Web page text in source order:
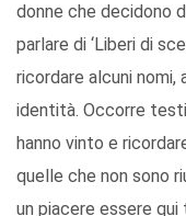
donne che decidono
parlare di ‘Liberi di
ricordare alcuni nomi,
identità. Occorre
hanno vinto e
quelle che non sono
un piacere essere